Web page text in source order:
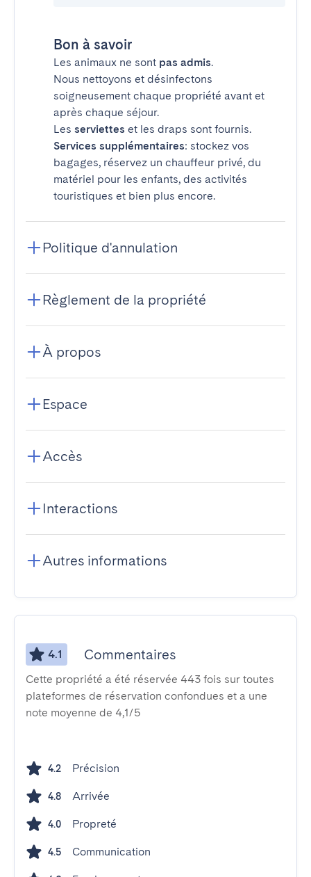
Bon à savoir
Les animaux ne sont pas admis.
Nous nettoyons et désinfectons
soigneusement chaque propriété avant et
après chaque séjour.
Les serviettes et les draps sont fournis.
Services supplémentaires: stockez vos
bagages, réservez un chauffeur privé, du
matériel pour les enfants, des activités
touristiques et bien plus encore.
Politique d'annulation
Règlement de la propriété
À propos
Espace
Accès
Interactions
Autres informations
4.1 Commentaires
Cette propriété a été réservée 443 fois sur toutes
plateformes de réservation confondues et a une
note moyenne de 4,1/5
4.2 Précision
4.8 Arrivée
4.0 Propreté
4.5 Communication